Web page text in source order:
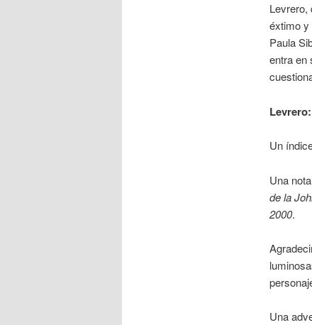
Levrero,
éxtimo y
Paula
entra en
Un
Una
de la
2000.
Una